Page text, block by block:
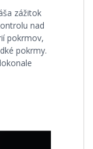
zážitok
nad
pokrmov,
pokrmy.